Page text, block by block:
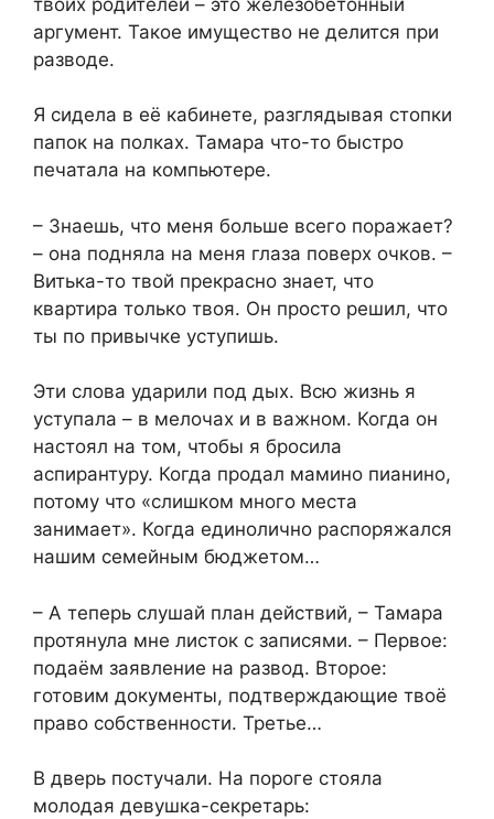
аргумент. Такое имущество не делится при
разводе.
Я сидела в её кабинете, разглядывая стопки
папок на полках. Тамара что-то быстро
печатала на компьютере.
– Знаешь, что меня больше всего поражает?
– она подняла на меня глаза поверх очков. –
Витька-то твой прекрасно знает, что
квартира только твоя. Он просто решил, что
ты по привычке уступишь.
Эти слова ударили под дых. Всю жизнь я
уступала – в мелочах и в важном. Когда он
настоял на том, чтобы я бросила
аспирантуру. Когда продал мамино пианино,
потому что «слишком много места
занимает». Когда единолично распоряжался
нашим семейным бюджетом…
– А теперь слушай план действий, – Тамара
протянула мне листок с записями. – Первое:
подаём заявление на развод. Второе:
готовим документы, подтверждающие твоё
право собственности. Третье…
В дверь постучали. На пороге стояла
молодая девушка-секретарь: